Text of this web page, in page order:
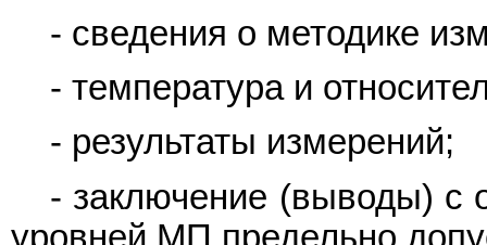
- сведения о методике
- температура и
- результаты измерений;
- заключение (выводы) с
уровней МП предельно